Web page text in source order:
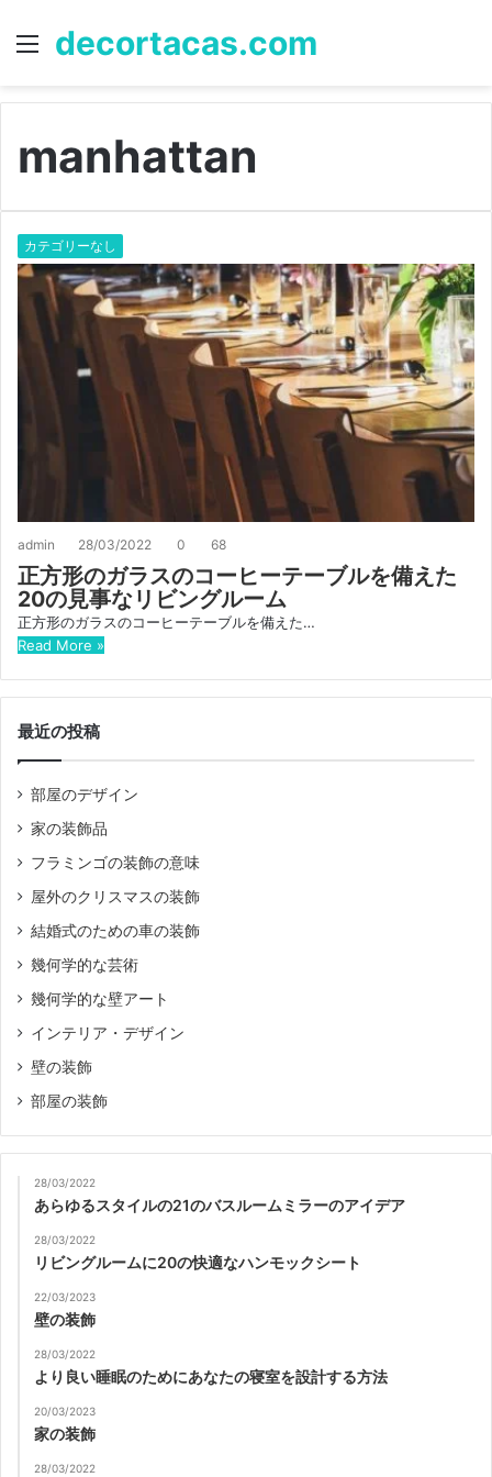
Menu
decortacas.com
manhattan
カテゴリーなし
admin 28/03/2022 0 68
正方形のガラスのコーヒーテーブルを備えた
20の見事なリビングルーム
正方形のガラスのコーヒーテーブルを備えた…
Read More »
最近の投稿
部屋のデザイン
家の装飾品
フラミンゴの装飾の意味
屋外のクリスマスの装飾
結婚式のための車の装飾
幾何学的な芸術
幾何学的な壁アート
インテリア・デザイン
壁の装飾
部屋の装飾
28/03/2022
あらゆるスタイルの21のバスルームミラーのアイデア
28/03/2022
リビングルームに20の快適なハンモックシート
22/03/2023
壁の装飾
28/03/2022
より良い睡眠のためにあなたの寝室を設計する方法
20/03/2023
家の装飾
28/03/2022